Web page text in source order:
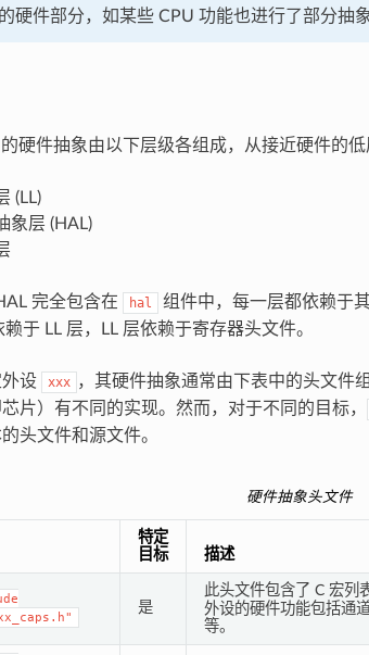
硬件部分，如某些 CPU 功能也进行了部分抽象
的硬件抽象由以下层级各组成，从接近硬件的
(LL)
象层 (HAL)
完全包含在 hal
组件中，每一层都依赖于
赖于 LL 层，LL 层依赖于寄存器头文件。
设 xxx ，其硬件抽象通常由下表中的头文件
片）有不同的实现。然而，对于不同的目标，
头文件和源文件。
硬件抽象头文件
特定
目标
描述
是
此头文件包含了 C 宏列
外设的硬件功能包括通
等。